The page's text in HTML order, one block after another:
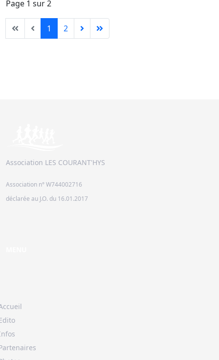
Page 1 sur 2
1 2
Association LES COURANT'HYS
Association n° W744002716
déclarée au J.O. du 16.01.2017